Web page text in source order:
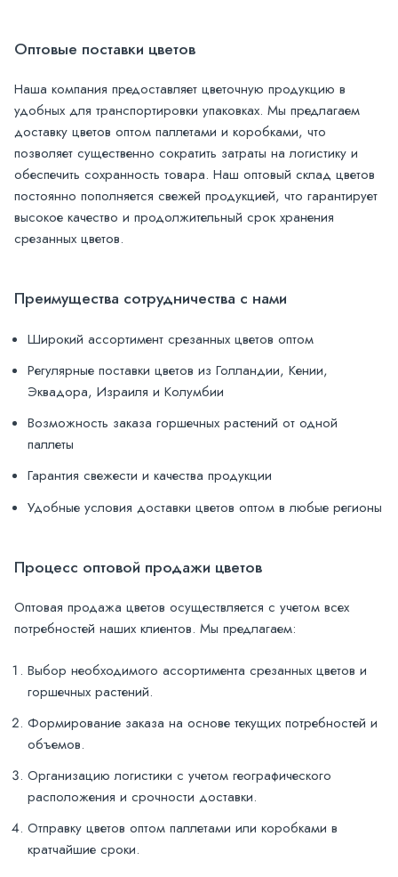
Оптовые поставки цветов
Наша компания предоставляет цветочную продукцию в
удобных для транспортировки упаковках. Мы предлагаем
доставку цветов оптом паллетами и коробками, что
позволяет существенно сократить затраты на логистику и
обеспечить сохранность товара. Наш оптовый склад цветов
постоянно пополняется свежей продукцией, что гарантирует
высокое качество и продолжительный срок хранения
срезанных цветов.
Преимущества сотрудничества с нами
Широкий ассортимент срезанных цветов оптом
Регулярные поставки цветов из Голландии, Кении,
Эквадора, Израиля и Колумбии
Возможность заказа горшечных растений от одной
паллеты
Гарантия свежести и качества продукции
Удобные условия доставки цветов оптом в любые регионы
Процесс оптовой продажи цветов
Оптовая продажа цветов осуществляется с учетом всех
потребностей наших клиентов. Мы предлагаем:
Выбор необходимого ассортимента срезанных цветов и
горшечных растений.
Формирование заказа на основе текущих потребностей и
объемов.
Организацию логистики с учетом географического
расположения и срочности доставки.
Отправку цветов оптом паллетами или коробками в
кратчайшие сроки.